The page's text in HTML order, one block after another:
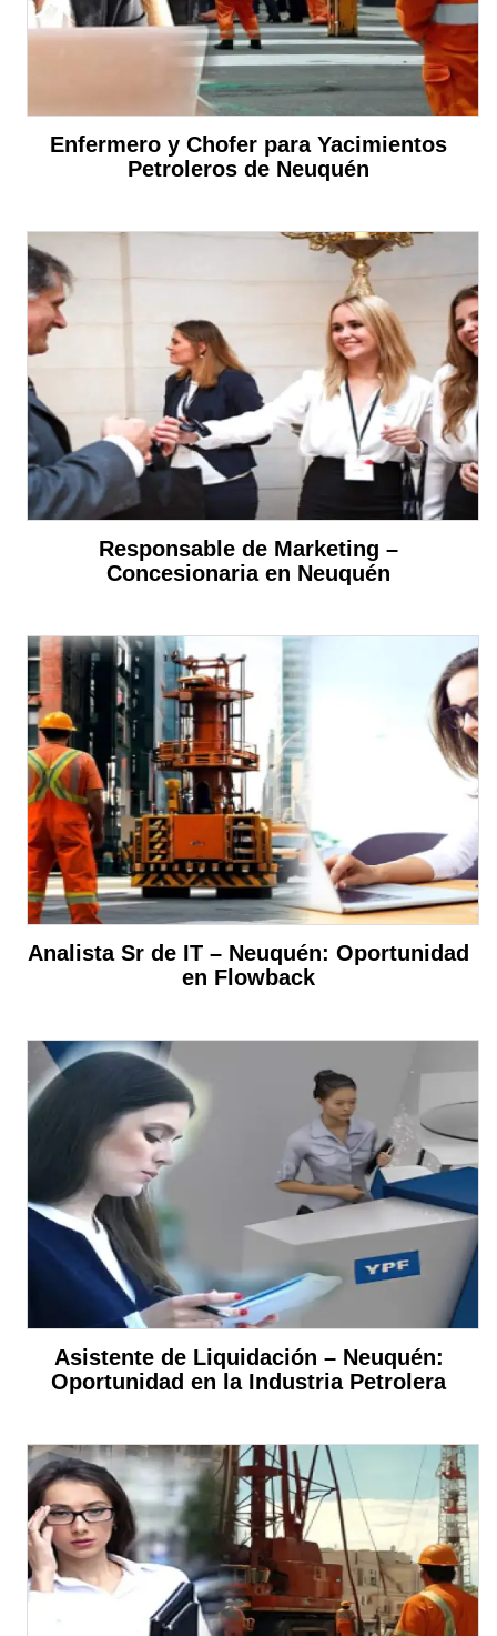
Enfermero y Chofer para Yacimientos
Petroleros de Neuquén
Responsable de Marketing –
Concesionaria en Neuquén
Analista Sr de IT – Neuquén: Oportunidad
en Flowback
Asistente de Liquidación – Neuquén:
Oportunidad en la Industria Petrolera